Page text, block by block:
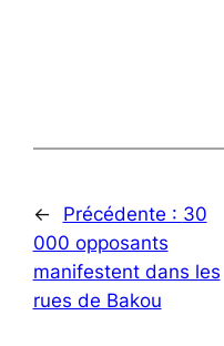
← Précédente : 30
000 opposants
manifestent dans les
rues de Bakou